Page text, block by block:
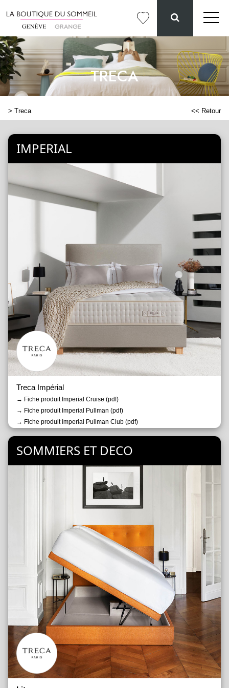
TRECA
> Treca << Retour
IMPERIAL
Treca Impérial
→ Fiche produit Imperial Cruise (pdf)
→ Fiche produit Imperial Pullman (pdf)
→ Fiche produit Imperial Pullman Club (pdf)
→ Fiche produit Imperial sur-matelas (pdf)
SOMMIERS ET DECO